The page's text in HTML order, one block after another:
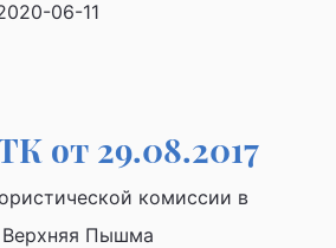
06-11
от 29.08.2017
комиссии в
Верхняя Пышма